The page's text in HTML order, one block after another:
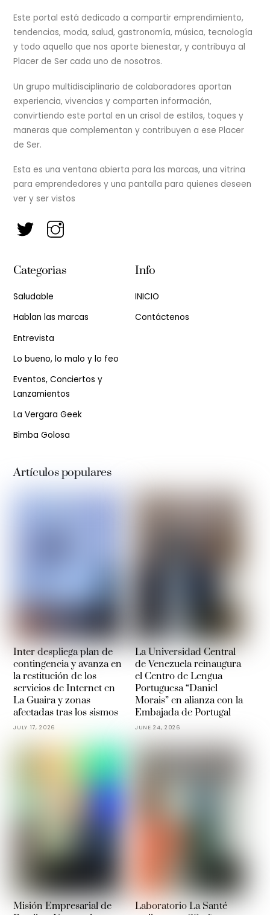
Top
Este portal está dedicado a compartir emprendimiento,
tendencias, moda, salud, gastronomía, música, tecnología
y todo aquello que nos aporte bienestar, y contribuya al
Placer de Ser cada uno de nosotros.
Un grupo multidisciplinario de colaboradores aportan
experiencia, vivencias y comparten información,
convirtiendo este portal en un crisol de estilos, toques y
maneras que complementan y contribuyen a ese Placer
de Ser.
Esta es una ventana abierta para las marcas, una vitrina
para emprendedores y una pantalla para quienes deseen
ver y ser vistos
Categorias
Saludable
Hablan las marcas
Entrevista
Lo bueno, lo malo y lo feo
Eventos, Conciertos y
Lanzamientos
La Vergara Geek
Bimba Golosa
Info
INICIO
Contáctenos
Artículos populares
Inter despliega plan de
contingencia y avanza en
la restitución de los
servicios de Internet en
La Guaira y zonas
afectadas tras los sismos
JULY 17, 2026
La Universidad Central
de Venezuela reinaugura
el Centro de Lengua
Portuguesa “Daniel
Morais” en alianza con la
Embajada de Portugal
JUNE 24, 2026
Misión Empresarial de
Laboratorio La Santé